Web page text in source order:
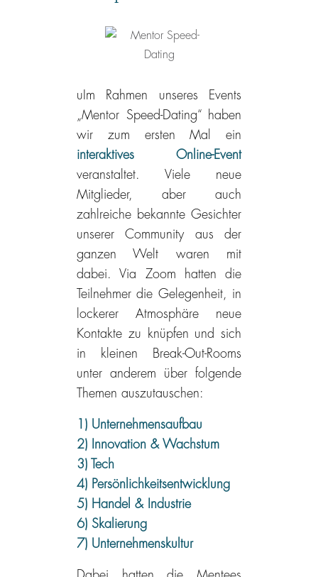
uIm Rahmen unseres Events
„Mentor Speed-Dating“ haben
wir zum ersten Mal ein
interaktives Online-Event
veranstaltet. Viele neue
Mitglieder, aber auch
zahlreiche bekannte Gesichter
unserer Community aus der
ganzen Welt waren mit
dabei. Via Zoom hatten die
Teilnehmer die Gelegenheit, in
lockerer Atmosphäre neue
Kontakte zu knüpfen und sich
in kleinen Break-Out-Rooms
unter anderem über folgende
Themen auszutauschen:
1) Unternehmensaufbau
2) Innovation & Wachstum
3) Tech
4) Persönlichkeitsentwicklung
5) Handel & Industrie
6) Skalierung
7) Unternehmenskultur